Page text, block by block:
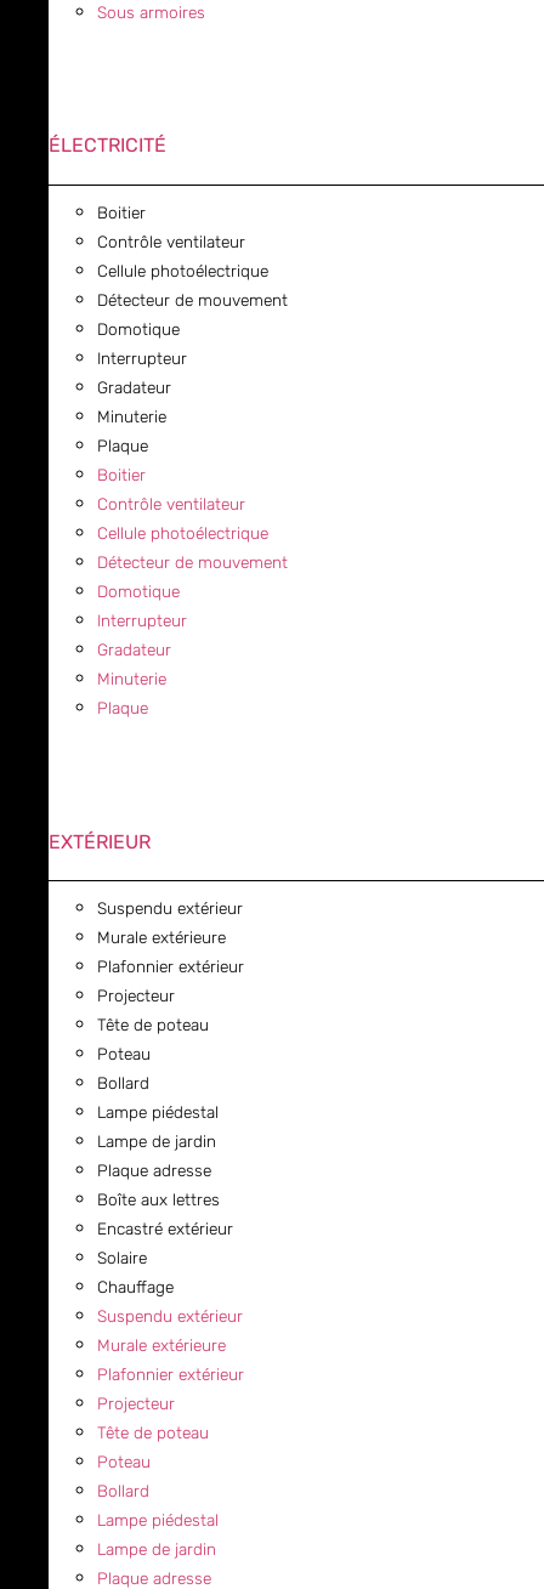
Sous armoires
ÉLECTRICITÉ
Boitier
Contrôle ventilateur
Cellule photoélectrique
Détecteur de mouvement
Domotique
Interrupteur
Gradateur
Minuterie
Plaque
Boitier
Contrôle ventilateur
Cellule photoélectrique
Détecteur de mouvement
Domotique
Interrupteur
Gradateur
Minuterie
Plaque
EXTÉRIEUR
Suspendu extérieur
Murale extérieure
Plafonnier extérieur
Projecteur
Tête de poteau
Poteau
Bollard
Lampe piédestal
Lampe de jardin
Plaque adresse
Boîte aux lettres
Encastré extérieur
Solaire
Chauffage
Suspendu extérieur
Murale extérieure
Plafonnier extérieur
Projecteur
Tête de poteau
Poteau
Bollard
Lampe piédestal
Lampe de jardin
Plaque adresse